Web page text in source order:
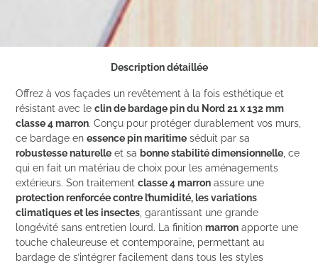
Description détaillée
Offrez à vos façades un revêtement à la fois esthétique et
résistant avec leclin de bardage pin du Nord 21 x 132 mm
classe 4 marron. Conçu pour protéger durablement vos murs,
ce bardage enessence pin maritime séduit par sa
robustesse naturelle et sa bonne stabilité dimensionnelle , ce
qui en fait un matériau de choix pour les aménagements
extérieurs. Son traitementclasse 4 marron assure une
protection renforcée contre l’humidité, les variations
climatiques et les insectes , garantissant une grande
longévité sans entretien lourd. La finitionmarron apporte une
touche chaleureuse et contemporaine, permettant au
bardage de s’intégrer facilement dans tous les styles